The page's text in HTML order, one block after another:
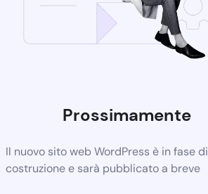
Prossimamente
Il nuovo sito web WordPress è in fase di
costruzione e sarà pubblicato a breve